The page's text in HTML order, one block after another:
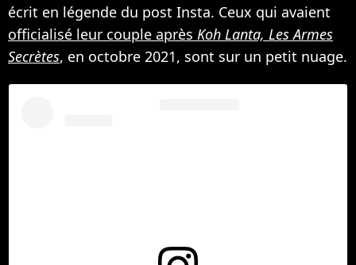
écrit en légende du post Insta. Ceux qui avaient
officialisé leur couple après Koh Lanta, Les Armes
Secrètes, en octobre 2021, sont sur un petit nuage.